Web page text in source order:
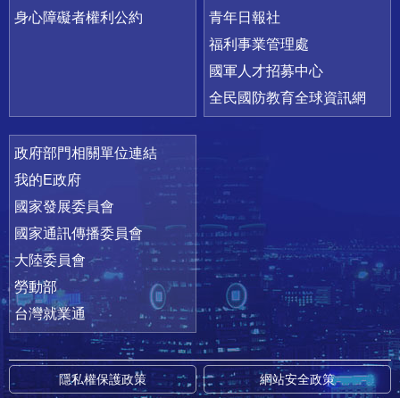
身心障礙者權利公約
青年日報社
福利事業管理處
國軍人才招募中心
全民國防教育全球資訊網
政府部門相關單位連結
我的E政府
國家發展委員會
國家通訊傳播委員會
大陸委員會
勞動部
台灣就業通
隱私權保護政策 網站安全政策